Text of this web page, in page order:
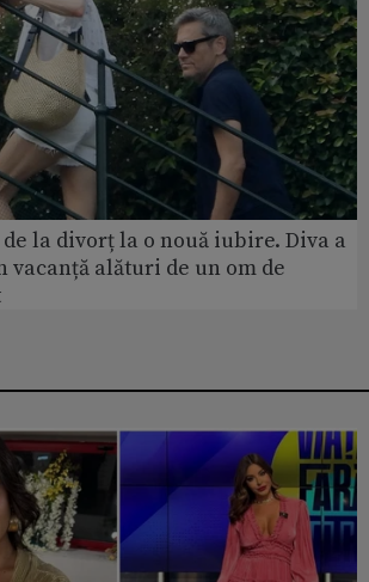
la divorț la o nouă iubire. Diva a
vacanță alături de un om de